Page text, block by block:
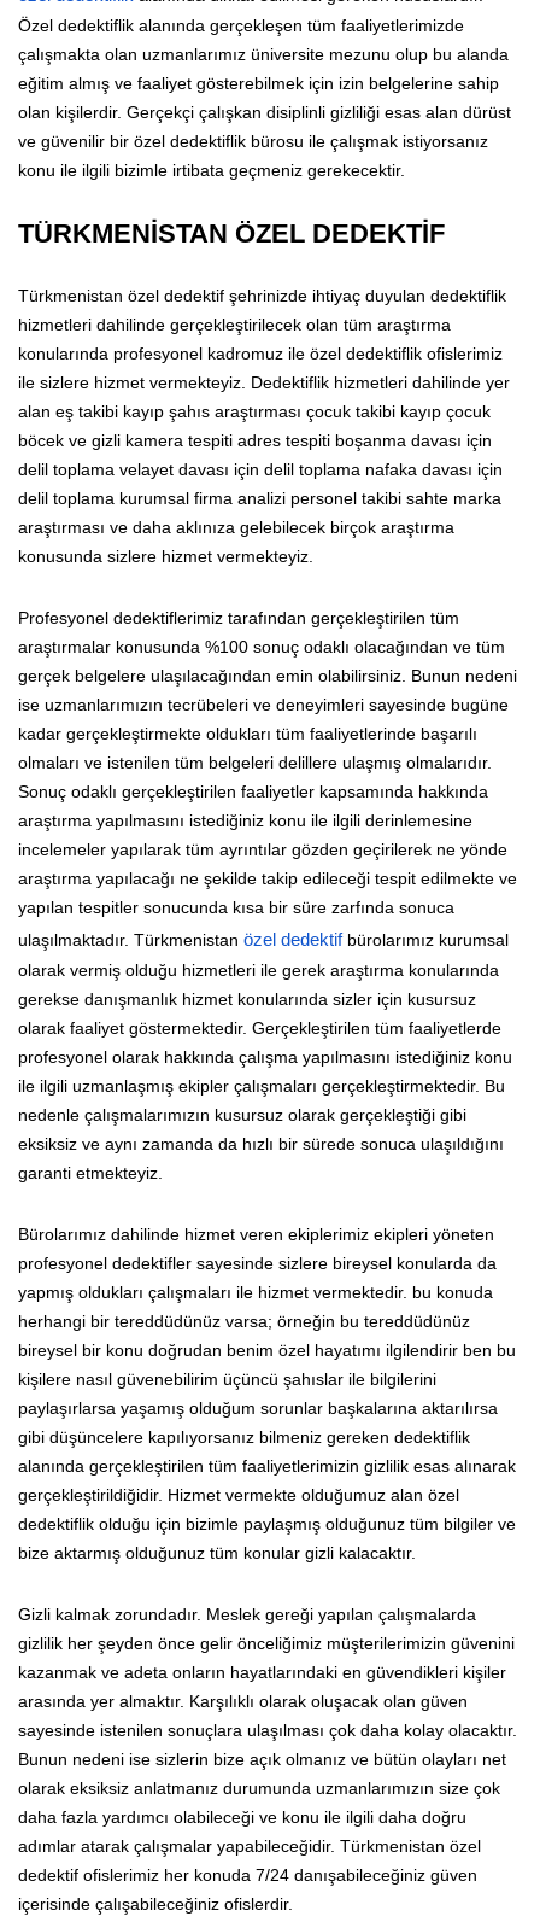
Özel dedektiflik alanında gerçekleşen tüm faaliyetlerimizde
çalışmakta olan uzmanlarımız üniversite mezunu olup bu alanda
eğitim almış ve faaliyet gösterebilmek için izin belgelerine sahip
olan kişilerdir. Gerçekçi çalışkan disiplinli gizliliği esas alan dürüst
ve güvenilir bir özel dedektiflik bürosu ile çalışmak istiyorsanız
konu ile ilgili bizimle irtibata geçmeniz gerekecektir.
TÜRKMENİSTAN ÖZEL DEDEKTİF
Türkmenistan özel dedektif şehrinizde ihtiyaç duyulan dedektiflik
hizmetleri dahilinde gerçekleştirilecek olan tüm araştırma
konularında profesyonel kadromuz ile özel dedektiflik ofislerimiz
ile sizlere hizmet vermekteyiz. Dedektiflik hizmetleri dahilinde yer
alan eş takibi kayıp şahıs araştırması çocuk takibi kayıp çocuk
böcek ve gizli kamera tespiti adres tespiti boşanma davası için
delil toplama velayet davası için delil toplama nafaka davası için
delil toplama kurumsal firma analizi personel takibi sahte marka
araştırması ve daha aklınıza gelebilecek birçok araştırma
konusunda sizlere hizmet vermekteyiz.
Profesyonel dedektiflerimiz tarafından gerçekleştirilen tüm
araştırmalar konusunda %100 sonuç odaklı olacağından ve tüm
gerçek belgelere ulaşılacağından emin olabilirsiniz. Bunun nedeni
ise uzmanlarımızın tecrübeleri ve deneyimleri sayesinde bugüne
kadar gerçekleştirmekte oldukları tüm faaliyetlerinde başarılı
olmaları ve istenilen tüm belgeleri delillere ulaşmış olmalarıdır.
Sonuç odaklı gerçekleştirilen faaliyetler kapsamında hakkında
araştırma yapılmasını istediğiniz konu ile ilgili derinlemesine
incelemeler yapılarak tüm ayrıntılar gözden geçirilerek ne yönde
araştırma yapılacağı ne şekilde takip edileceği tespit edilmekte ve
yapılan tespitler sonucunda kısa bir süre zarfında sonuca
ulaşılmaktadır. Türkmenistan özel dedektifbürolarımız kurumsal
olarak vermiş olduğu hizmetleri ile gerek araştırma konularında
gerekse danışmanlık hizmet konularında sizler için kusursuz
olarak faaliyet göstermektedir. Gerçekleştirilen tüm faaliyetlerde
profesyonel olarak hakkında çalışma yapılmasını istediğiniz konu
ile ilgili uzmanlaşmış ekipler çalışmaları gerçekleştirmektedir. Bu
nedenle çalışmalarımızın kusursuz olarak gerçekleştiği gibi
eksiksiz ve aynı zamanda da hızlı bir sürede sonuca ulaşıldığını
garanti etmekteyiz.
Bürolarımız dahilinde hizmet veren ekiplerimiz ekipleri yöneten
profesyonel dedektifler sayesinde sizlere bireysel konularda da
yapmış oldukları çalışmaları ile hizmet vermektedir. bu konuda
herhangi bir tereddüdünüz varsa; örneğin bu tereddüdünüz
bireysel bir konu doğrudan benim özel hayatımı ilgilendirir ben bu
kişilere nasıl güvenebilirim üçüncü şahıslar ile bilgilerini
paylaşırlarsa yaşamış olduğum sorunlar başkalarına aktarılırsa
gibi düşüncelere kapılıyorsanız bilmeniz gereken dedektiflik
alanında gerçekleştirilen tüm faaliyetlerimizin gizlilik esas alınarak
gerçekleştirildiğidir. Hizmet vermekte olduğumuz alan özel
dedektiflik olduğu için bizimle paylaşmış olduğunuz tüm bilgiler ve
bize aktarmış olduğunuz tüm konular gizli kalacaktır.
Gizli kalmak zorundadır. Meslek gereği yapılan çalışmalarda
gizlilik her şeyden önce gelir önceliğimiz müşterilerimizin güvenini
kazanmak ve adeta onların hayatlarındaki en güvendikleri kişiler
arasında yer almaktır. Karşılıklı olarak oluşacak olan güven
sayesinde istenilen sonuçlara ulaşılması çok daha kolay olacaktır.
Bunun nedeni ise sizlerin bize açık olmanız ve bütün olayları net
olarak eksiksiz anlatmanız durumunda uzmanlarımızın size çok
daha fazla yardımcı olabileceği ve konu ile ilgili daha doğru
adımlar atarak çalışmalar yapabileceğidir. Türkmenistan özel
dedektif ofislerimiz her konuda 7/24 danışabileceğiniz güven
içerisinde çalışabileceğiniz ofislerdir.